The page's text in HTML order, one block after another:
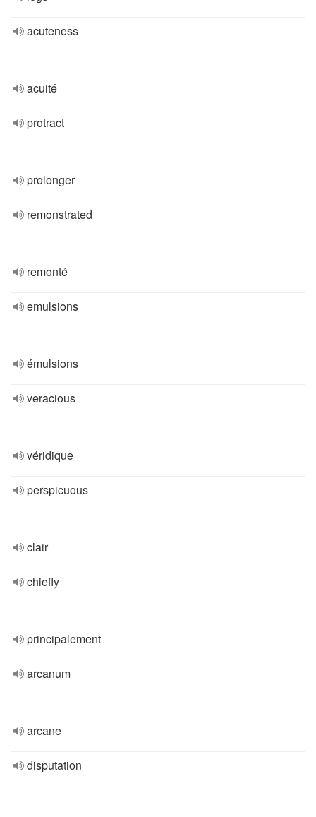
acuteness
acuité
protract
prolonger
remonstrated
remonté
emulsions
émulsions
veracious
véridique
perspicuous
clair
chiefly
principalement
arcanum
arcane
disputation